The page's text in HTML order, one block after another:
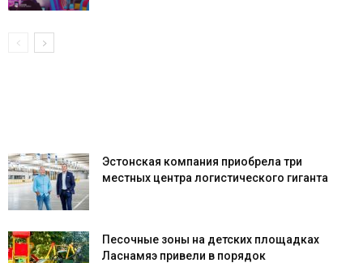
Эстонская компания приобрела три
местных центра логистического гиганта
Песочные зоны на детских площадках
Ласнамяэ привели в порядок